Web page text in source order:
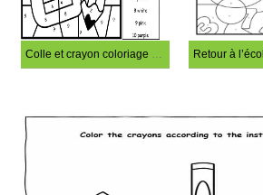
Colle et crayon coloriage magique